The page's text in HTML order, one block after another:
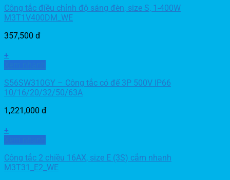
Công tắc điều chỉnh độ sáng đèn, size S, 1-400W
M3T1V400DM_WE
357,500 đ
+
S56SW310GY – Công tắc có đế 3P 500V IP66
10/16/20/32/50/63A
1,221,000 đ
+
Công tắc 2 chiều 16AX, size E (3S) cắm nhanh
M3T31_E2_WE